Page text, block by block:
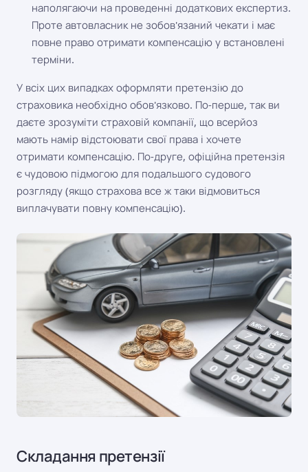
наполягаючи на проведенні додаткових експертиз.
Проте автовласник не зобов'язаний чекати і має
повне право отримати компенсацію у встановлені
терміни.
У всіх цих випадках оформляти претензію до
страховика необхідно обов'язково. По-перше, так ви
даєте зрозуміти страховій компанії, що всерйоз
мають намір відстоювати свої права і хочете
отримати компенсацію. По-друге, офіційна претензія
є чудовою підмогою для подальшого судового
розгляду (якщо страхова все ж таки відмовиться
виплачувати повну компенсацію).
Складання претензії